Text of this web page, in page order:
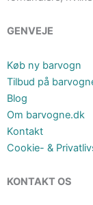
GENVEJE
Køb ny barvogn
Tilbud på
Blog
Om barvogne.dk
Kontakt
Cookie- &
KONTAKT OS